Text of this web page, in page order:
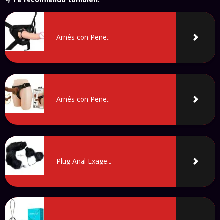
Arnés con Pene...
Arnés con Pene...
Plug Anal Exage...